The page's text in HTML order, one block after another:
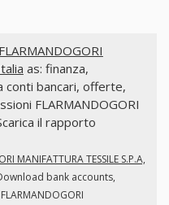
FLARMANDOGORI
as: finanza,
conti bancari, offerte,
FLARMANDOGORI
il rapporto
MANIFATTURA TESSILE S.P.A,
bank accounts,